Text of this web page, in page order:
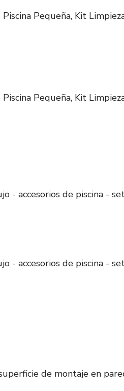
Pequeña, Kit
Pequeña, Kit
- accesorios de piscina -
- accesorios de piscina -
de montaje en